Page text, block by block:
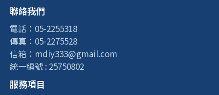
聯絡我們
電話：05-2255318
傳真：05-2275528
信箱：mdiy333@gmail.com
統一編號 : 25750802
服務項目